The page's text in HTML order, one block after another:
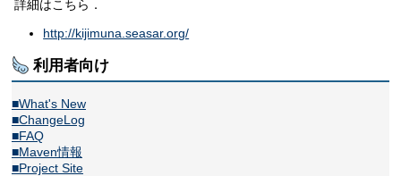
詳細はこちら．
http://kijimuna.seasar.org/
利用者向け
■What's New
■ChangeLog
■FAQ
■Maven情報
■Project Site